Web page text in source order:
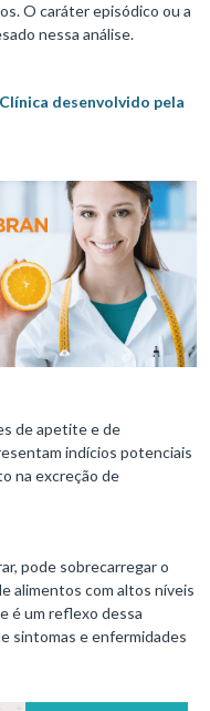
O caráter episódico ou a
nessa análise.
desenvolvido pela
de apetite e de
indícios potenciais
na excreção de
pode sobrecarregar o
alimentos com altos níveis
é um reflexo dessa
sintomas e enfermidades